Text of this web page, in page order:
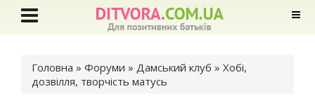
Ви є тут
Головна » Форуми » Дамський клуб » Хобі,
дозвілля, творчість матусь